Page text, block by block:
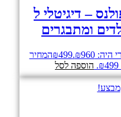
– דיגיטלי ל
₪960.
₪499
המחיר
הוספה לסל
מבצע!